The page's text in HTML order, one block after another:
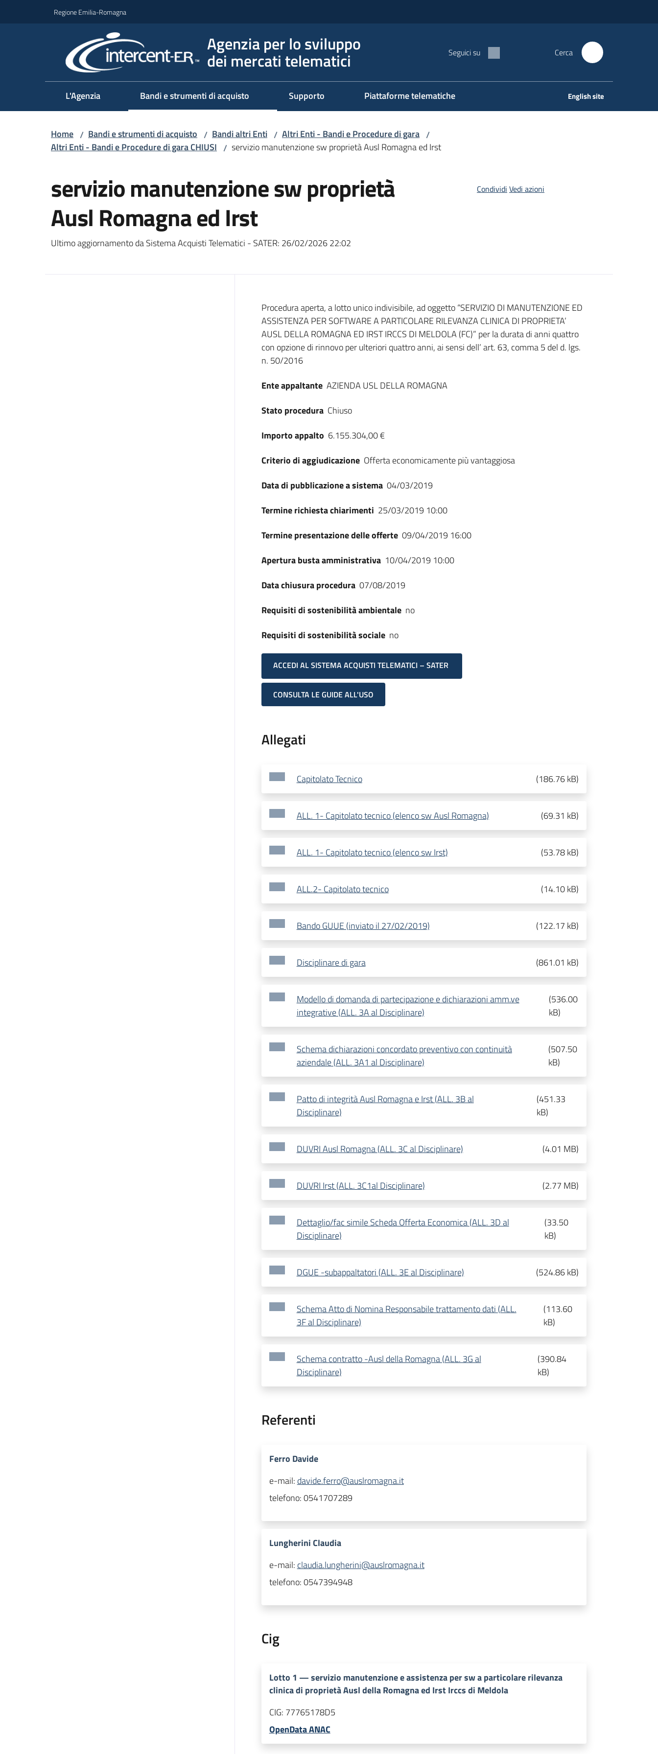
Regione Emilia-Romagna
Agenzia per lo sviluppo
dei mercati telematici Seguici su Cerca
L'Agenzia Bandi e strumenti di acquisto Supporto Piattaforme telematiche English site
Home / Bandi e strumenti di acquisto / Bandi altri Enti / Altri Enti - Bandi e Procedure di gara /
Altri Enti - Bandi e Procedure di gara CHIUSI / servizio manutenzione sw proprietà Ausl Romagna ed Irst
servizio manutenzione sw proprietà
Ausl Romagna ed Irst
Ultimo aggiornamento da Sistema Acquisti Telematici - SATER: 26/02/2026 22:02
Condividi Vedi azioni
Dati del bando
Procedura aperta, a lotto unico indivisibile, ad oggetto “SERVIZIO DI MANUTENZIONE ED
ASSISTENZA PER SOFTWARE A PARTICOLARE RILEVANZA CLINICA DI PROPRIETA’
AUSL DELLA ROMAGNA ED IRST IRCCS DI MELDOLA (FC)” per la durata di anni quattro
con opzione di rinnovo per ulteriori quattro anni, ai sensi dell’ art. 63, comma 5 del d. lgs.
n. 50/2016
Ente appaltante AZIENDA USL DELLA ROMAGNA
Stato procedura Chiuso
Importo appalto 6.155.304,00 €
Criterio di aggiudicazione Offerta economicamente più vantaggiosa
Data di pubblicazione a sistema 04/03/2019
Termine richiesta chiarimenti 25/03/2019 10:00
Termine presentazione delle offerte 09/04/2019 16:00
Apertura busta amministrativa 10/04/2019 10:00
Data chiusura procedura 07/08/2019
Requisiti di sostenibilità ambientale no
Requisiti di sostenibilità sociale no
ACCEDI AL SISTEMA ACQUISTI TELEMATICI – SATER
CONSULTA LE GUIDE ALL'USO
Allegati
Capitolato Tecnico (186.76 kB)
ALL. 1- Capitolato tecnico (elenco sw Ausl Romagna) (69.31 kB)
ALL. 1- Capitolato tecnico (elenco sw Irst) (53.78 kB)
ALL.2- Capitolato tecnico (14.10 kB)
Bando GUUE (inviato il 27/02/2019) (122.17 kB)
Disciplinare di gara (861.01 kB)
Modello di domanda di partecipazione e dichiarazioni amm.ve
integrative (ALL. 3A al Disciplinare)
(536.00
kB)
Schema dichiarazioni concordato preventivo con continuità
aziendale (ALL. 3A1 al Disciplinare)
(507.50
kB)
Patto di integrità Ausl Romagna e Irst (ALL. 3B al
Disciplinare)
(451.33
kB)
DUVRI Ausl Romagna (ALL. 3C al Disciplinare) (4.01 MB)
DUVRI Irst (ALL. 3C1al Disciplinare) (2.77 MB)
Dettaglio/fac simile Scheda Offerta Economica (ALL. 3D al
Disciplinare)
(33.50
kB)
DGUE -subappaltatori (ALL. 3E al Disciplinare) (524.86 kB)
Schema Atto di Nomina Responsabile trattamento dati (ALL.
3F al Disciplinare)
(113.60
kB)
Schema contratto -Ausl della Romagna (ALL. 3G al
Disciplinare)
(390.84
kB)
Referenti
Ferro Davide
e-mail: davide.ferro@auslromagna.it
telefono:0541707289
Lungherini Claudia
e-mail: claudia.lungherini@auslromagna.it
telefono:0547394948
Cig
Lotto 1 —servizio manutenzione e assistenza per sw a particolare rilevanza
clinica di proprietà Ausl della Romagna ed Irst Irccs di Meldola
CIG: 77765178D5
OpenData ANAC